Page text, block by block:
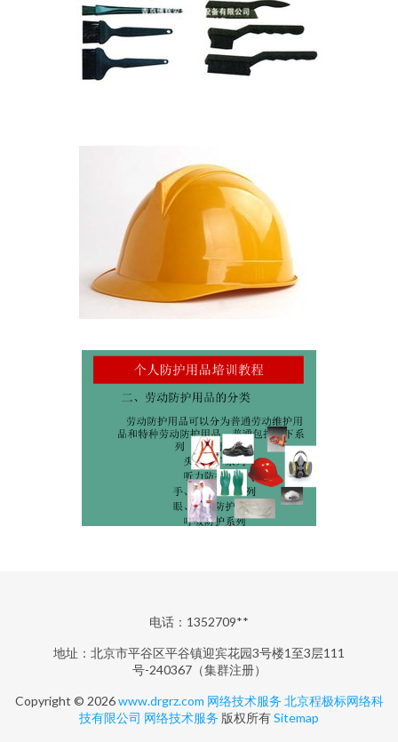
电话：1352709**
地址：北京市平谷区平谷镇迎宾花园3号楼1至3层111
号-240367（集群注册）
Copyright © 2026www.drgrz.com 网络技术服务 北京程极标网络科
技有限公司 网络技术服务 版权所有Sitemap